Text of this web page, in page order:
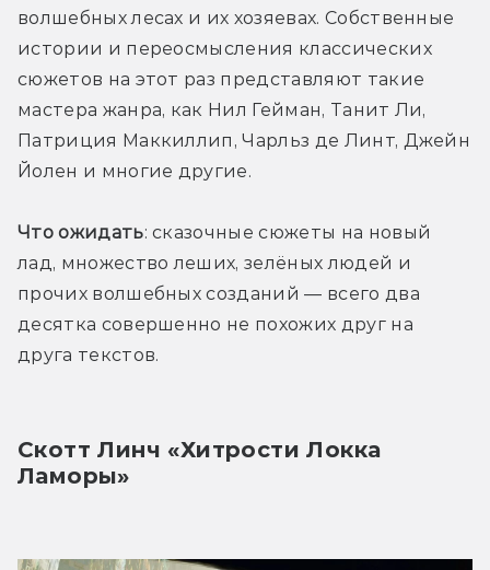
волшебных лесах и их хозяевах. Собственные
истории и переосмысления классических
сюжетов на этот раз представляют такие
мастера жанра, как Нил Гейман, Танит Ли,
Патриция Маккиллип, Чарльз де Линт, Джейн
Йолен и многие другие.
Что ожидать: сказочные сюжеты на новый
лад, множество леших, зелёных людей и
прочих волшебных созданий — всего два
десятка совершенно не похожих друг на
друга текстов.
Скотт Линч «Хитрости Локка
Ламоры»